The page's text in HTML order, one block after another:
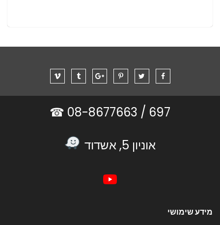
697 /
אוניון 5, אשדוד
מידע שימושי